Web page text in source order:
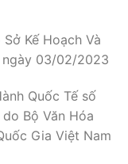
Kế Hoạch Và
ngày 03/02/2023
Quốc Tế số
Bộ Văn Hóa
Gia Việt Nam